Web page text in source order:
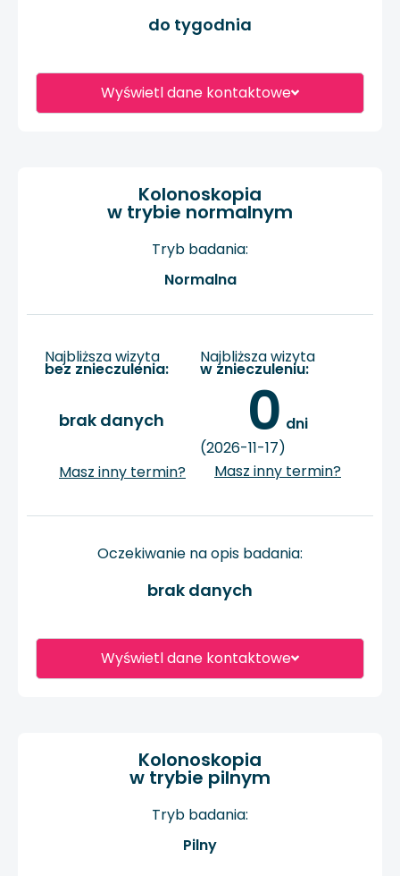
Wyświetl dane kontaktowe
do tygodnia
Wyświetl dane kontaktowe
Kolonoskopia
w trybie normalnym
Tryb badania:
Normalna
Najbliższa wizyta
bez znieczulenia:
brak danych
Masz inny termin?
Najbliższa wizyta
w znieczuleniu:
0 dni
(2026-11-17)
Masz inny termin?
Oczekiwanie na opis badania:
brak danych
Kolonoskopia
w trybie pilnym
Tryb badania:
Pilny